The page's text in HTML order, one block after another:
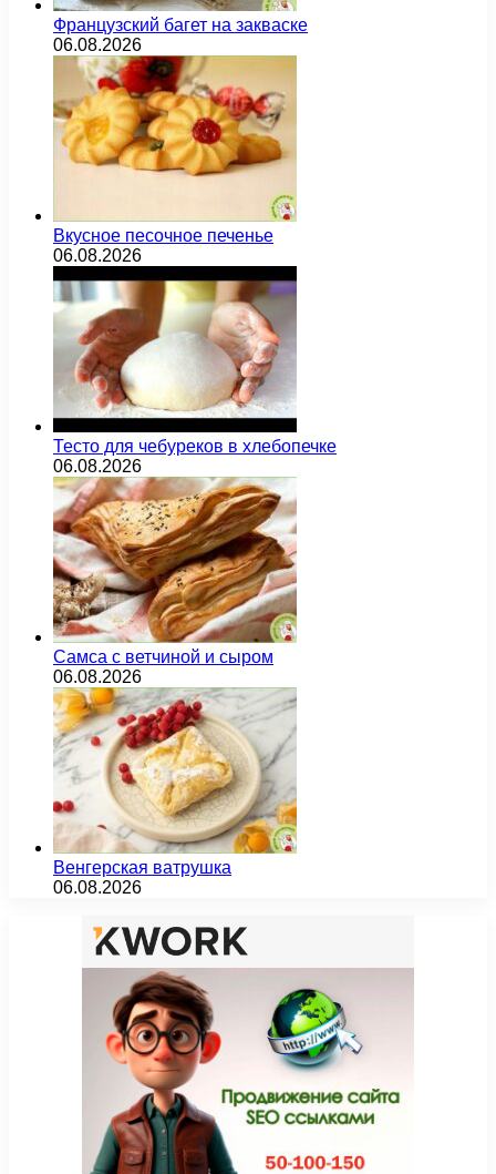
Французский багет на закваске
06.08.2026
Вкусное песочное печенье
06.08.2026
Тесто для чебуреков в хлебопечке
06.08.2026
Самса с ветчиной и сыром
06.08.2026
Венгерская ватрушка
06.08.2026